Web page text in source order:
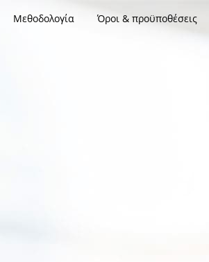
Μεθοδολογία Όροι & προϋποθέσεις